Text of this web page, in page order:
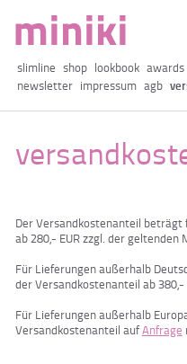
slimline shop lookbook awards
newsletter
impressum agb
Der Versandkostenanteil beträgt
ab 280,- EUR zzgl. der geltenden
Für Lieferungen außerhalb
der Versandkostenanteil ab 380,-
Für Lieferungen außerhalb
Versandkostenanteil auf Anfrage